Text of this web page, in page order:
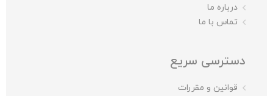
درباره ما
تماس با ما
دسترسی سریع
قوانین و مقررات